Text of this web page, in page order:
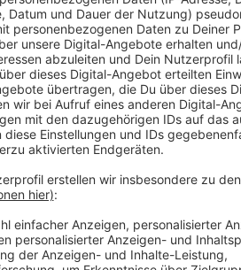
Anzeige
Idee dahinter:
Natur in der Stadt erleben
Orgelkonzert in der
empfiehlt mit öffentlichen
Parkmöglichkeiten.
Anzeige